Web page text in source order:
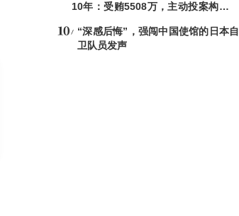
10年：受贿5508万，主动投案构成自
“深感后悔”，强闯中国使馆的日本自
卫队员发声